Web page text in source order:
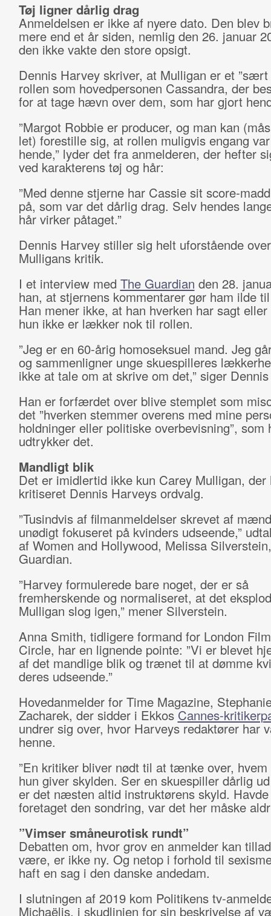
Tøj ligner dårlig drag
Anmeldelsen er ikke af nyere dato. Den blev
mere end et år siden, nemlig den 26. januar
den ikke vakte den store opsigt.
Dennis Harvey skriver, at Mulligan er et ”sært
rollen som hovedpersonen Cassandra, der
for at tage hævn over dem, som har gjort
”Margot Robbie er producer, og man kan
let) forestille sig, at rollen muligvis engang
hende,” lyder det fra anmelderen, der hefter
ved karakterens tøj og hår:
”Med denne stjerne har Cassie sit score-
på, som var det dårlig drag. Selv hendes
hår virker påtaget.”
Dennis Harvey stiller sig helt uforstående
Mulligans kritik.
I et interview med The Guardian den 28.
han, at stjernens kommentarer gør ham ilde
Han mener ikke, at han hverken har sagt
hun ikke er lækker nok til rollen.
”Jeg er en 60-årig homoseksuel mand. Jeg
og sammenligner unge skuespilleres
ikke at tale om at skrive om det,” siger
Han er forfærdet over blive stemplet som
det ”hverken stemmer overens med mine
holdninger eller politiske overbevisning”, som
udtrykker det.
Mandligt blik
Det er imidlertid ikke kun Carey Mulligan, der
kritiseret Dennis Harveys ordvalg.
”Tusindvis af filmanmeldelser skrevet af
unødigt fokuseret på kvinders udseende,”
af Women and Hollywood, Melissa
Guardian.
”Harvey formulerede bare noget, der er så
fremherskende og normaliseret, at det
Mulligan slog igen,” mener Silverstein.
Anna Smith, tidligere formand for London
Circle, har en lignende pointe: ”Vi er blevet
af det mandlige blik og trænet til at dømme
deres udseende.”
Hovedanmelder for Time Magazine,
Zacharek, der sidder i EkkosCannes-
undrer sig over, hvor Harveys redaktører har
henne.
”En kritiker bliver nødt til at tænke over,
hun giver skylden. Ser en skuespiller dårlig
er det næsten altid instruktørens skyld.
foretaget den sondring, var det her måske
”Vimser småneurotisk rundt”
Debatten om, hvor grov en anmelder kan
være, er ikke ny. Og netop i forhold til
haft en sag i den danske andedam.
I slutningen af 2019 kom Politikens tv-
Michaëlis, i skudlinjen for sin beskrivelse af